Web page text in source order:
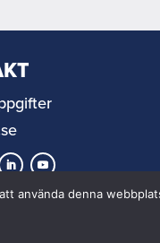
with
använda denna